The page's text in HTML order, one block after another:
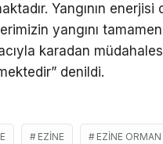
Yangının enerjisi
yangını
karadan müdahalesi
denildi.
EZINE EZINE